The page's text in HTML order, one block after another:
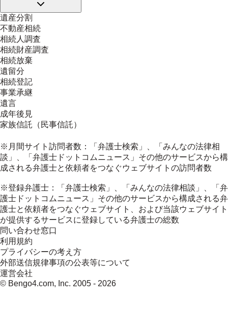
遺産分割
不動産相続
相続人調査
相続財産調査
相続放棄
遺留分
相続登記
事業承継
遺言
成年後見
家族信託（民事信託）
※月間サイト訪問者数：「弁護士検索」、「みんなの法律相
談」、「弁護士ドットコムニュース」その他のサービスから構
成される弁護士と依頼者をつなぐウェブサイトの訪問者数
※登録弁護士：「弁護士検索」、「みんなの法律相談」、「弁
護士ドットコムニュース」その他のサービスから構成される弁
護士と依頼者をつなぐウェブサイト、および当該ウェブサイト
が提供するサービスに登録している弁護士の総数
問い合わせ窓口
利用規約
プライバシーの考え方
外部送信規律事項の公表等について
運営会社
© Bengo4.com, Inc. 2005 - 2026